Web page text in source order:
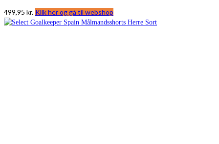
499,95 kr. Klik her og gå til webshop